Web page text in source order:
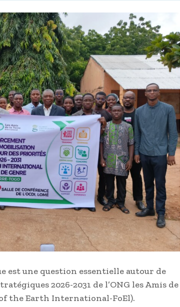
est une question essentielle autour de
2026-2031 de l’ONG les Amis de
the Earth International-FoEl).